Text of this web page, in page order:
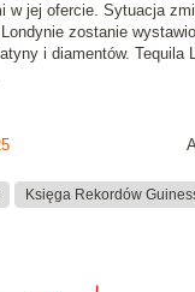
w jej ofercie. Sytuacja
zostanie
i diamentów. Tequila
Księga Rekordów